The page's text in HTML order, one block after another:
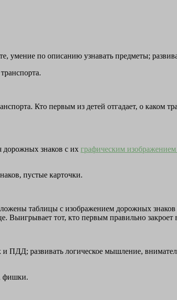
умение по описанию узнавать предметы;
Кто первым из детей отгадает, о каком
дорожных знаков с их графическим изображением
пустые карточки.
таблицы с изображением дорожных
Выигрывает тот, кто первым правильно закроет
ПДД; развивать логическое мышление,
фишки.